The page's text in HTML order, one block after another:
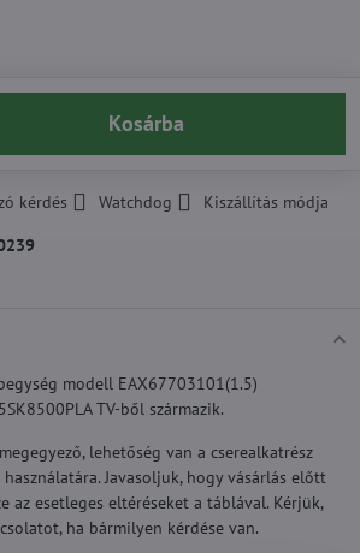
Kosárba
kérdés Watchdog
Kiszállítás módja
modell EAX67703101(1.5)
TV-ből származik.
lehetőség van a cserealkatrész
Javasoljuk, hogy vásárlás előtt
az esetleges eltéréseket a táblával. Kérjük,
ha bármilyen kérdése van.